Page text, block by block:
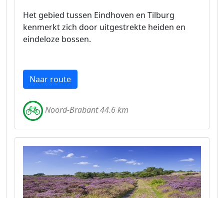
Het gebied tussen Eindhoven en Tilburg
kenmerkt zich door uitgestrekte heiden en
eindeloze bossen.
Naar route
Noord-Brabant 44.6 km